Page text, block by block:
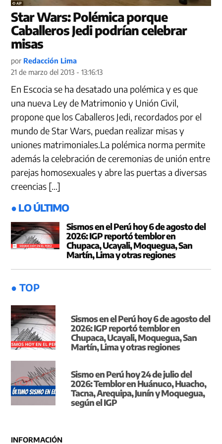
Star Wars: Polémica porque
Caballeros Jedi podrían celebrar
misas
por Redacción Lima
21 de marzo del 2013 - 13:16:13
En Escocia se ha desatado una polémica y es que
una nueva Ley de Matrimonio y Unión Civil,
propone que los Caballeros Jedi, recordados por el
mundo de Star Wars, puedan realizar misas y
uniones matrimoniales.La polémica norma permite
además la celebración de ceremonias de unión entre
parejas homosexuales y abre las puertas a diversas
creencias […]
● LO ÚLTIMO
Sismos en el Perú hoy 6 de agosto del
2026: IGP reportó temblor en
Chupaca, Ucayali, Moquegua, San
Martín, Lima y otras regiones
● TOP
Sismos en el Perú hoy 6 de agosto del
2026: IGP reportó temblor en
Chupaca, Ucayali, Moquegua, San
Martín, Lima y otras regiones
Sismo en Perú hoy 24 de julio del
2026: Temblor en Huánuco, Huacho,
Tacna, Arequipa, Junín y Moquegua,
según el IGP
INFORMACIÓN